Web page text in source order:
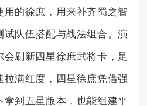
的徐庶，用来补齐蜀之智
试队伍搭配与战法组合。演
刷新四星徐庶武将卡，足
满红度，四星徐庶凭借强
拿到五星版本，也能组建平